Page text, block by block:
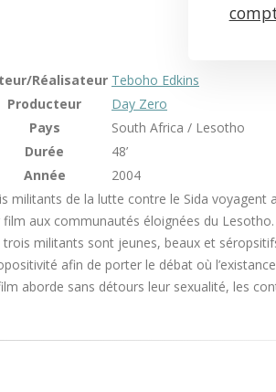
Réalisateur Teboho Edkins
Producteur
Day Zero
Pays
South Africa / Lesotho
Durée
48’
Année
2004
militants de la lutte contre le Sida
film aux communautés éloignées du Lesotho.
trois militants sont jeunes, beaux et
afin de porter le débat où
aborde sans détours leur sexualité, les